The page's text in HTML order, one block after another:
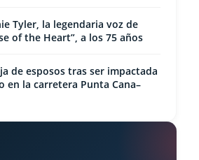
Tyler, la legendaria voz de
of the Heart”, a los 75 años
de esposos tras ser impactada
en la carretera Punta Cana–